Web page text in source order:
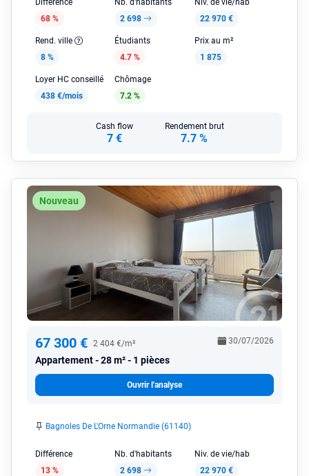
Différence
68 %
Nb. d'habitants
2 698
Niv. de vie/hab
22 970 €
Rend. ville
8 %
Étudiants
4.7 %
Prix au m²
1 875
Loyer HC conseillé
438 €/mois
Chômage
7.2 %
Cash flow
7 €
Rendement brut
7.7 %
Nouveau
67 300 € 2 404 €/m²
Appartement 28 m² - 1 pièces
30/07/2026
Ouvrir l'analyse
Bagnoles De L'Orne Normandie (61140)
Différence
13 %
Nb. d'habitants
2 698
Niv. de vie/hab
22 970 €